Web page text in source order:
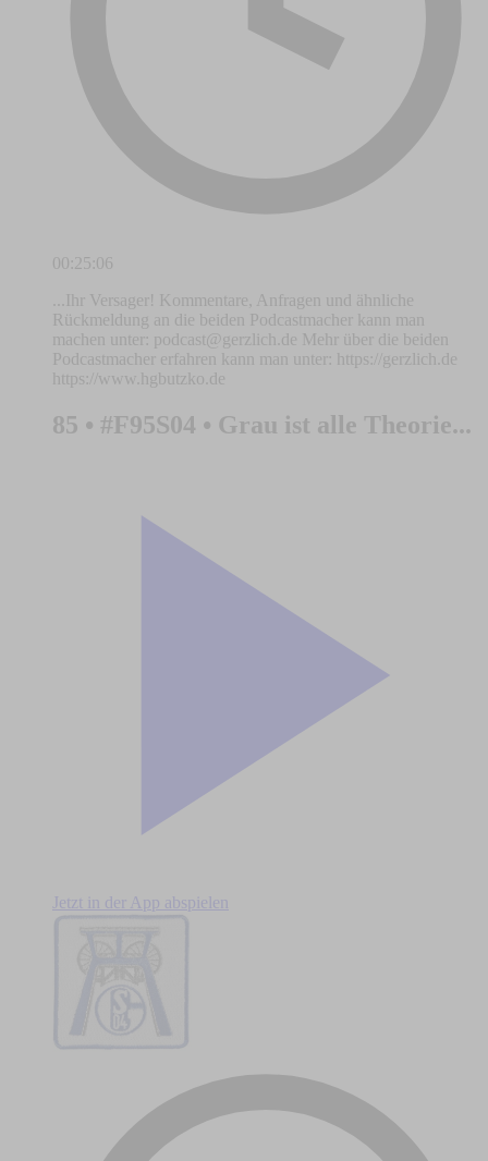
00:25:06
...Ihr Versager! Kommentare, Anfragen und ähnliche
Rückmeldung an die beiden Podcastmacher kann man
machen unter: podcast@gerzlich.de Mehr über die beiden
Podcastmacher erfahren kann man unter: https://gerzlich.de
https://www.hgbutzko.de
85 • #F95S04 • Grau ist alle Theorie...
Jetzt in der App abspielen